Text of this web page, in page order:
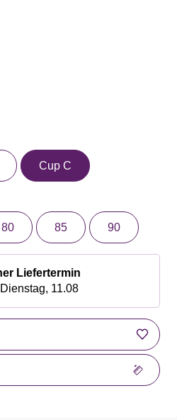
Cup C
80 85 90
Liefertermin
11.08